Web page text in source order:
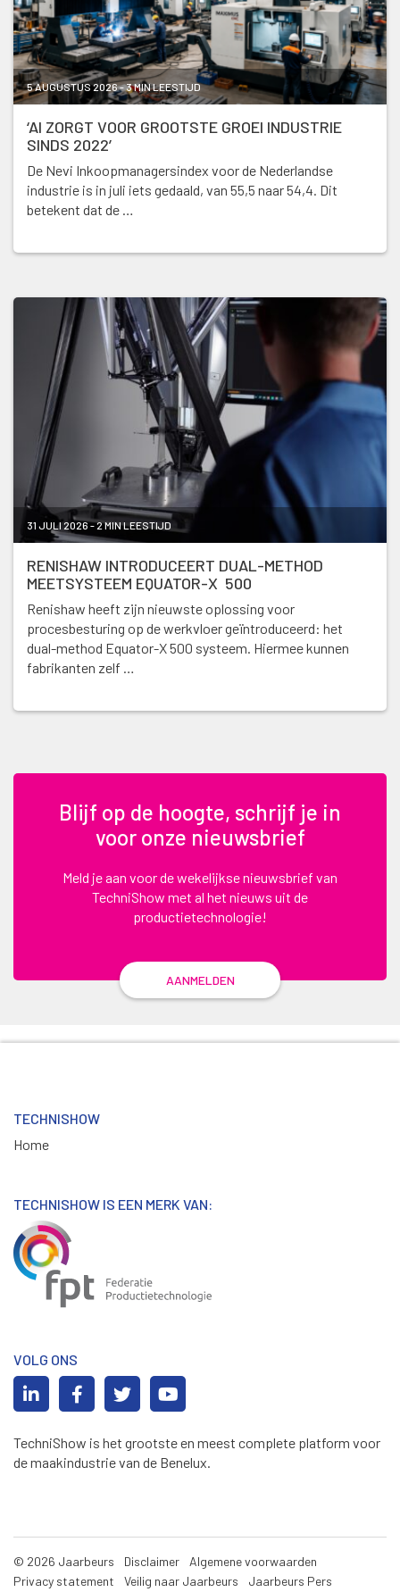
5 AUGUSTUS 2026 - 3 MIN LEESTIJD
‘AI ZORGT VOOR GROOTSTE GROEI INDUSTRIE
SINDS 2022’
De Nevi Inkoopmanagersindex voor de Nederlandse
industrie is in juli iets gedaald, van 55,5 naar 54,4. Dit
betekent dat de …
31 JULI 2026 - 2 MIN LEESTIJD
RENISHAW INTRODUCEERT DUAL-METHOD
MEETSYSTEEM EQUATOR-X 500
Renishaw heeft zijn nieuwste oplossing voor
procesbesturing op de werkvloer geïntroduceerd: het
dual-method Equator-X 500 systeem. Hiermee kunnen
fabrikanten zelf …
Blijf op de hoogte, schrijf je in
voor onze nieuwsbrief
Meld je aan voor de wekelijkse nieuwsbrief van
TechniShow met al het nieuws uit de
productietechnologie!
AANMELDEN
TECHNISHOW
Home
TECHNISHOW IS EEN MERK VAN:
VOLG ONS
TechniShow is het grootste en meest complete platform voor
de maakindustrie van de Benelux.
© 2026 Jaarbeurs Disclaimer
Algemene voorwaarden
Privacy statement
Veilig naar Jaarbeurs Jaarbeurs Pers